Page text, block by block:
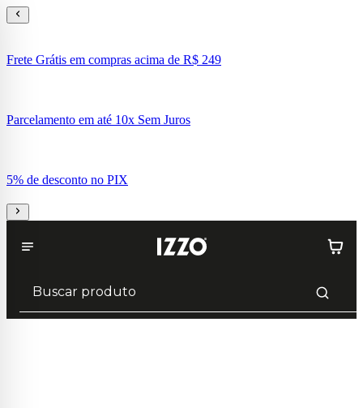
Frete Grátis em compras acima de R$ 249
Parcelamento em até 10x Sem Juros
5% de desconto no PIX